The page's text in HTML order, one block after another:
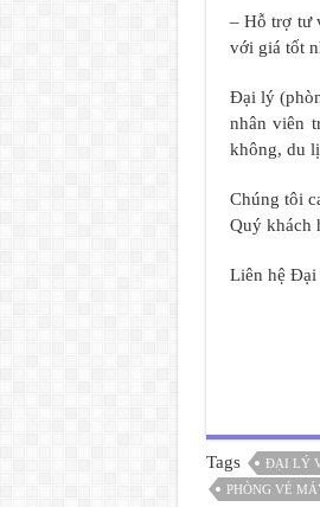
– Hỗ trợ tư
với giá tốt
Đại lý
nhân viên
không, du
Chúng tôi
Quý khách
Liên hệ Đại
Tags ĐẠI LÝ
PHÒNG VÉ